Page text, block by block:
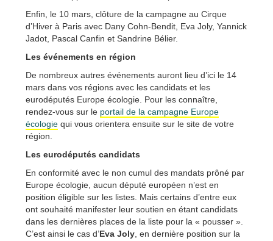
Enfin, le 10 mars, clôture de la campagne au Cirque
d’Hiver à Paris avec Dany Cohn-Bendit, Eva Joly, Yannick
Jadot, Pascal Canfin et Sandrine Bélier.
Les événements en région
De nombreux autres événements auront lieu d’ici le 14
mars dans vos régions avec les candidats et les
eurodéputés Europe écologie. Pour les connaître,
rendez-vous sur le portail de la campagne Europe
écologie qui vous orientera ensuite sur le site de votre
région.
Les eurodéputés candidats
En conformité avec le non cumul des mandats prôné par
Europe écologie, aucun député européen n’est en
position éligible sur les listes. Mais certains d’entre eux
ont souhaité manifester leur soutien en étant candidats
dans les dernières places de la liste pour la « pousser ».
C’est ainsi le cas d’Eva Joly , en dernière position sur la